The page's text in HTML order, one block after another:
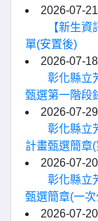
2026-07-21
【新生
單(安置後)
2026-07-18
彰化縣立
甄選第一階段
2026-07-29
彰化縣立
計畫甄選簡章(
2026-07-20
彰化縣立
甄選簡章(一次
2026-07-20